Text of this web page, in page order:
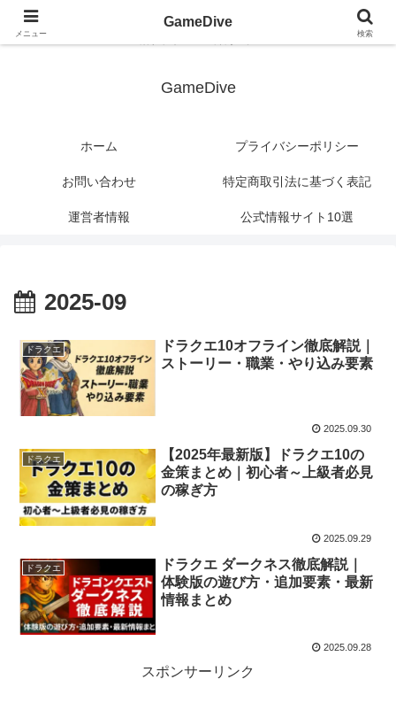
GameDive
ホーム プライバシーポリシー
お問い合わせ 特定商取引法に基づく表記
運営者情報 公式情報サイト10選
2025-09
ドラクエ
ドラクエ10オフライン徹底解説｜
ストーリー・職業・やり込み要素
2025.09.30
ドラクエ
【2025年最新版】ドラクエ10の
金策まとめ｜初心者～上級者必見
の稼ぎ方
2025.09.29
ドラクエ
ドラクエ ダークネス徹底解説｜
体験版の遊び方・追加要素・最新
情報まとめ
2025.09.28
スポンサーリンク
メニュー
GameDive
検索